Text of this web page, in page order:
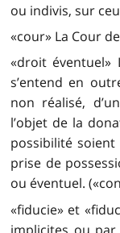
ou indivis, sur
«cour» La Cour
«droit éventuel»
s’entend en
non réalisé,
l’objet de la
possibilité
prise de
ou éventuel.
«fiducie» et